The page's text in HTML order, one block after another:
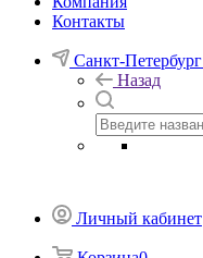
Контакты
Санкт-Петербург
Назад
Личный кабинет